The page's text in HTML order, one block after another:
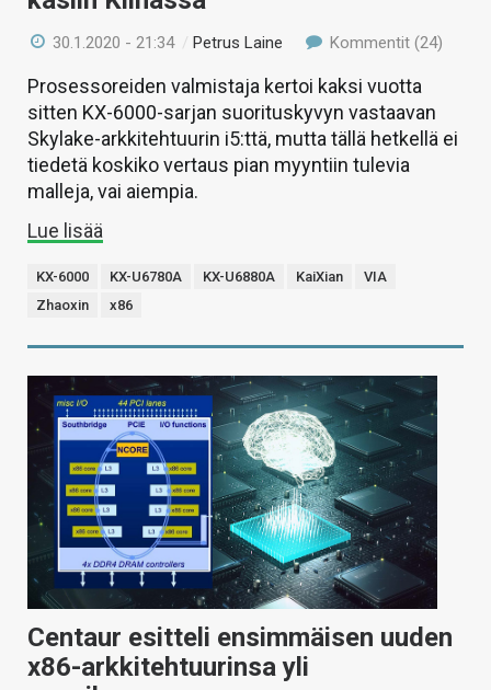
30.1.2020 - 21:34 / Petrus Laine Kommentit (24)
Prosessoreiden valmistaja kertoi kaksi vuotta
sitten KX-6000-sarjan suorituskyvyn vastaavan
Skylake-arkkitehtuurin i5:ttä, mutta tällä hetkellä ei
tiedetä koskiko vertaus pian myyntiin tulevia
malleja, vai aiempia.
Lue lisää
KX-6000 KX-U6780A KX-U6880A KaiXian
VIA
Zhaoxin
x86
Centaur esitteli ensimmäisen uuden
x86-arkkitehtuurinsa yli